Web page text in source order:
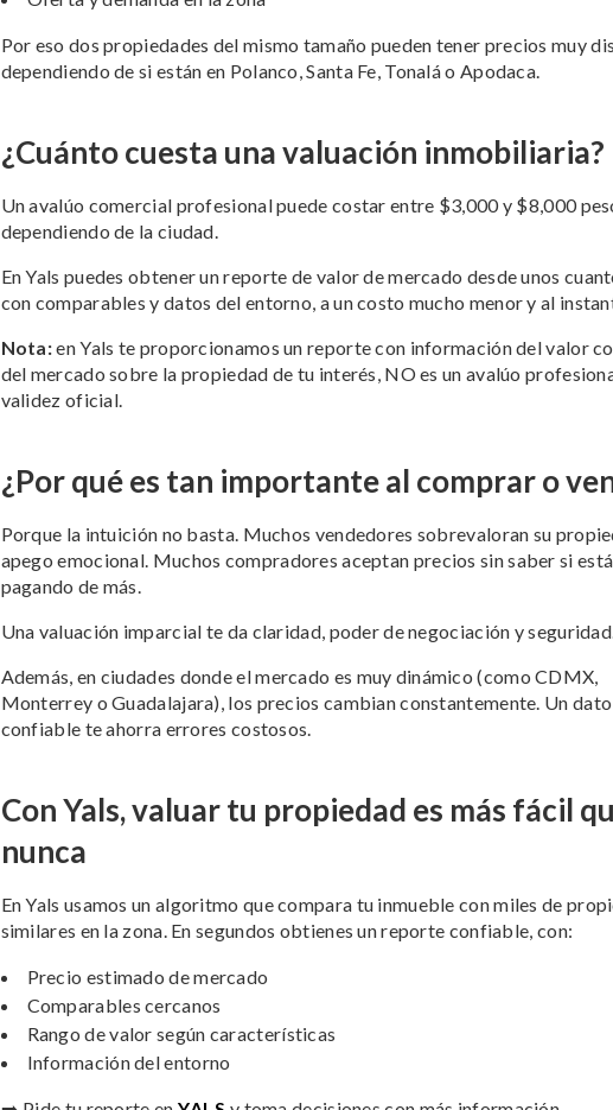
Por eso dos propiedades del mismo tamaño pueden tener precios muy
dependiendo de si están en Polanco, Santa Fe, Tonalá o Apodaca.
¿Cuánto cuesta una valuación inmobiliaria?
Un avalúo comercial profesional puede costar entre $3,000 y $8,000
dependiendo de la ciudad.
En Yals puedes obtener un reporte de valor de mercado desde unos
con comparables y datos del entorno, a un costo mucho menor y al
Nota:en Yals te proporcionamos un reporte con información del valor
del mercado sobre la propiedad de tu interés, NO es un avalúo
validez oficial.
¿Por qué es tan importante al comprar o
Porque la intuición no basta. Muchos vendedores sobrevaloran su
apego emocional. Muchos compradores aceptan precios sin saber si
pagando de más.
Una valuación imparcial te da claridad, poder de negociación y seguridad.
Además, en ciudades donde el mercado es muy dinámico (como CDMX,
Monterrey o Guadalajara), los precios cambian constantemente. Un dato
confiable te ahorra errores costosos.
Con Yals, valuar tu propiedad es más fácil
nunca
En Yals usamos un algoritmo que compara tu inmueble con miles de
similares en la zona. En segundos obtienes un reporte confiable, con:
Precio estimado de mercado
Comparables cercanos
Rango de valor según características
Información del entorno